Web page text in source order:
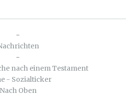
-
-
nach einem Testament
- Sozialticker
Nach Oben